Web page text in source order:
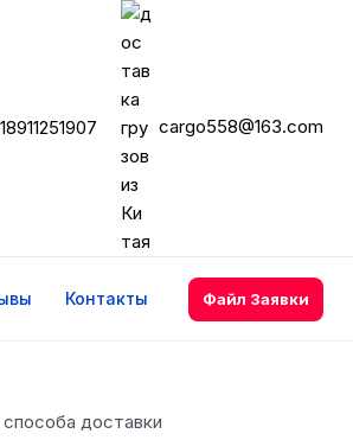
cargo558@163.com
Контакты Файл Заявки
доставки